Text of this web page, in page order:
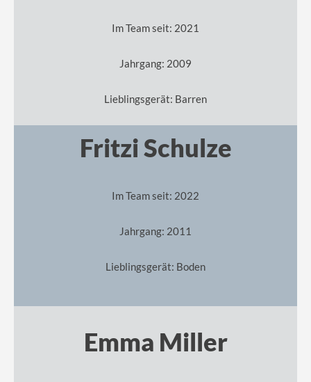
Im Team seit: 2021
Jahrgang: 2009
Lieblingsgerät: Barren
Fritzi Schulze
Im Team seit: 2022
Jahrgang: 2011
Lieblingsgerät: Boden
Emma Miller